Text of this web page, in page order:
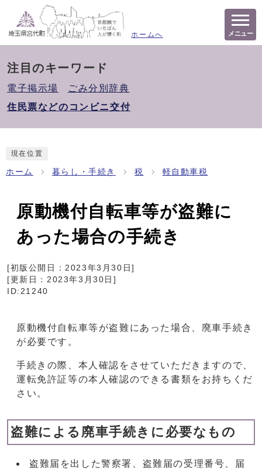
ホームへ メニュー
注目のキーワード
電子掲示場
ごみ分別辞典
住民票などのコンビニ交付
現在位置
ホーム 暮らし・手続き 税 軽自動車税
原動機付自転車等が盗難に
あった場合の手続き
[初版公開日：2023年3月30日]
[更新日： 2023年3月30日 ]
ID:21240
原動機付自転車等が盗難にあった場合、廃車手続き
が必要です。
手続きの際、本人確認をさせていただきますので、
運転免許証等の本人確認のできる書類をお持ちくだ
さい。
盗難による廃車手続きに必要なもの
盗難届を出した警察署、盗難届の受理番号、届